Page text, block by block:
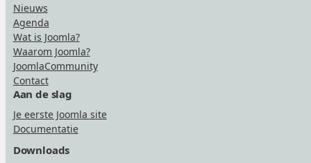
Nieuws
Agenda
Wat is Joomla?
Waarom Joomla?
JoomlaCommunity
Contact
Aan de slag
Je eerste Joomla site
Documentatie
Downloads